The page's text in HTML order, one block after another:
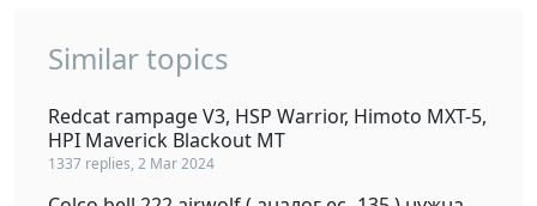
Similar topics
Redcat rampage V3, HSP Warrior, Himoto MXT-5,
HPI Maverick Blackout MT
1337 replies, 2 Mar 2024